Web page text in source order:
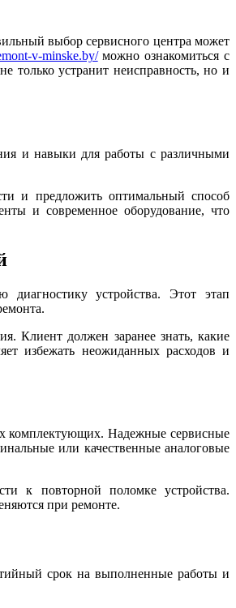
выбор сервисного центра может
v-minske.by/можно ознакомиться с
только устранит неисправность, но и
и навыки для работы с различными
и предложить оптимальный способ
и современное оборудование, что
диагностику устройства. Этот этап
Клиент должен заранее знать, какие
избежать неожиданных расходов и
комплектующих. Надежные сервисные
или качественные аналоговые
к повторной поломке устройства.
при ремонте.
срок на выполненные работы и